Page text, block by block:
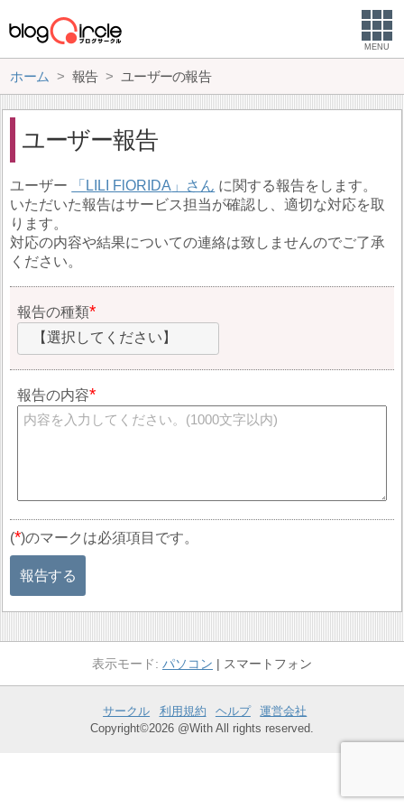
MENU
ホーム 報告 ユーザーの報告
ユーザー報告
ユーザー LILI FlORIDA
に関する報告をします。
いただいた報告はサービス担当が確認し、適切な対応を取
ります。
対応の内容や結果についての連絡は致しませんのでご了承
ください。
報告の種類
【選択してください】
報告の内容
(*)のマークは必須項目です。
報告する
パソコン スマートフォン
サークル 利用規約 ヘルプ
運営会社
Copyright©2026 @With All rights reserved.